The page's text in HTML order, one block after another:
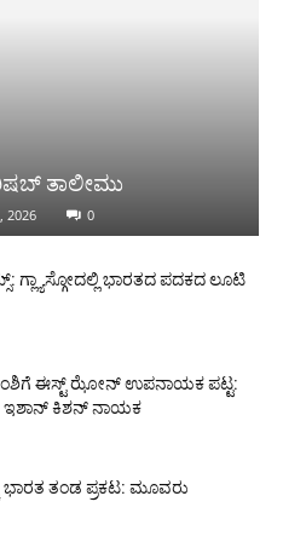
ತಾಲೀಮು
2026 0
ಗ್ಲ್ಯಾಸ್ಗೋದಲ್ಲಿ ಭಾರತದ ಪದಕದ ಲೂಟಿ
ಈಸ್ಟ್ ಝೋನ್ ಉಪನಾಯಕ ಪಟ್ಟ:
ಇಶಾನ್ ಕಿಶನ್ ನಾಯಕ
ಭಾರತ ತಂಡ ಪ್ರಕಟ: ಮೂವರು